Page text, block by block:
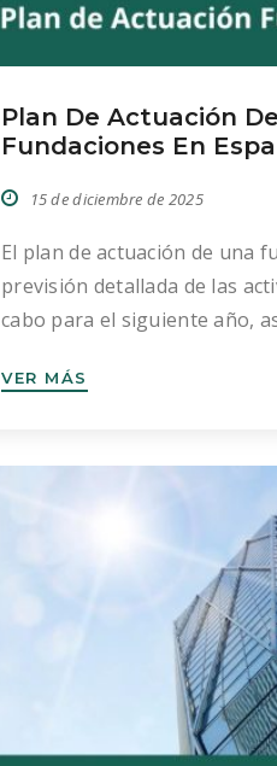
Plan De Actuación De
Fundaciones En
15 de diciembre de 2025
El plan de actuación de una
previsión detallada de las
cabo para el siguiente año,
las previsiones económicas
VER MÁS